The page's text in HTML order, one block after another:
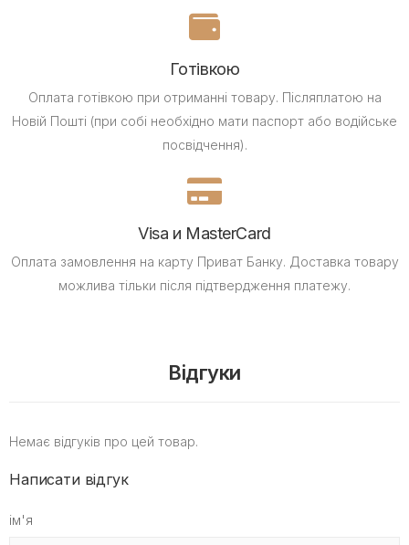
Готівкою
Оплата готівкою при отриманні товару. Післяплатою на
Новій Пошті (при собі необхідно мати паспорт або водійське
посвідчення).
Visa и MasterCard
Оплата замовлення на карту Приват Банку. Доставка товару
можлива тільки після підтвердження платежу.
Відгуки
Немає відгуків про цей товар.
Написати відгук
ім'я